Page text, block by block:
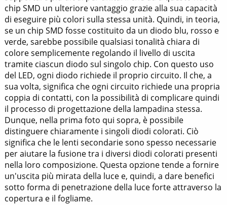
chip SMD un ulteriore vantaggio grazie alla sua capacità
di eseguire più colori sulla stessa unità. Quindi, in teoria,
se un chip SMD fosse costituito da un diodo blu, rosso e
verde, sarebbe possibile qualsiasi tonalità chiara di
colore semplicemente regolando il livello di uscita
tramite ciascun diodo sul singolo chip. Con questo uso
del LED, ogni diodo richiede il proprio circuito. Il che, a
sua volta, significa che ogni circuito richiede una propria
coppia di contatti, con la possibilità di complicare quindi
il processo di progettazione della lampadina stessa.
Dunque, nella prima foto qui sopra, è possibile
distinguere chiaramente i singoli diodi colorati. Ciò
significa che le lenti secondarie sono spesso necessarie
per aiutare la fusione tra i diversi diodi colorati presenti
nella loro composizione. Questa opzione tende a fornire
un'uscita più mirata della luce e, quindi, a dare benefici
sotto forma di penetrazione della luce forte attraverso la
copertura e il fogliame.